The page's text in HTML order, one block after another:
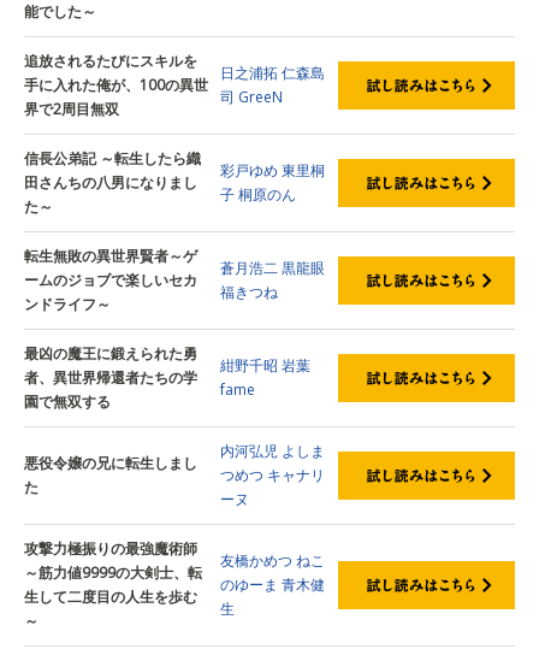
能でした～
追放されるたびにスキルを
手に入れた俺が、100の異世
界で2周目無双
日之浦拓仁森島
司 GreeN
信長公弟記 ～転生したら織
田さんちの八男になりまし
た～
彩戸ゆめ 東里桐
子桐原のん
転生無敗の異世界賢者～ゲ
ームのジョブで楽しいセカ
ンドライフ～
蒼月浩二黒龍眼
福きつね
最凶の魔王に鍛えられた勇
者、異世界帰還者たちの学
園で無双する
紺野千昭 岩葉
fame
悪役令嬢の兄に転生しまし
た
内河弘児 よしま
つめつ キャナリ
ーヌ
攻撃力極振りの最強魔術師
～筋力値9999の大剣士、転
生して二度目の人生を歩む
～
友橋かめつ ねこ
のゆーま 青木健
生